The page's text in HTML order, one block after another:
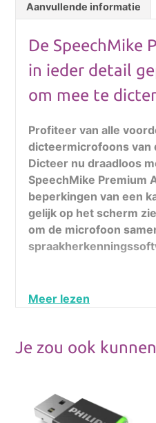
Aanvullende informatie
De SpeechMike
in ieder detail
om mee te
Profiteer van alle
dicteermicrofoons van
Dicteer nu draadloos
SpeechMike Premium
beperkingen van een
gelijk op het scherm
om de microfoon
Je zou ook